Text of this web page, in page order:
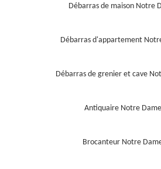
Débarras de maison Notre
Débarras d'appartement
Débarras de grenier et cave
Antiquaire Notre
Brocanteur Notre